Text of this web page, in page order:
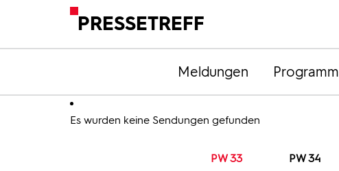
PRESSETREFF
Meldungen Programm
Es wurden keine Sendungen gefunden
PW 33 PW 34